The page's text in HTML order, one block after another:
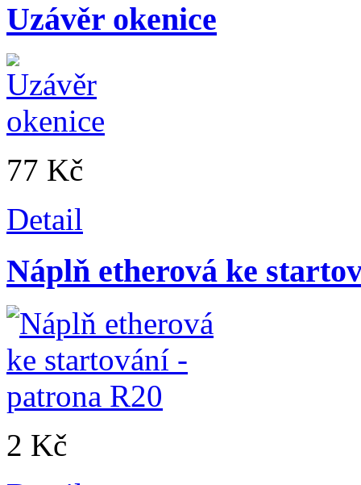
Uzávěr okenice
77 Kč
Detail
Náplň etherová ke
2 Kč